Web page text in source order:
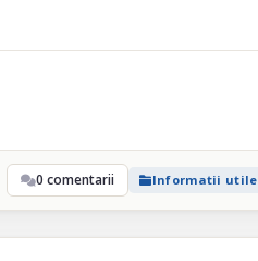
0 comentarii Informatii utile